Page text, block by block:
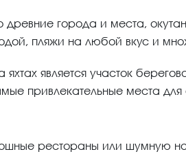
древние города и места,
пляжи на любой вкус и
является участок
привлекательные места для
рестораны или шумную